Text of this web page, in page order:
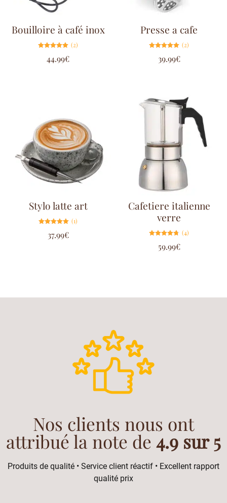
Bouilloire à café inox
5.00
sur 5
(2)
44.99€
Presse a cafe
5.00
sur 5
(2)
39.99€
Stylo latte art
5.00
sur 5
(1)
37.99€
Cafetiere italienne
verre
4.75
sur 5
(4)
59.99€
Nos clients nous ont
attribué la note de 4.9 sur 5
Produits de qualité • Service client réactif • Excellent rapport
qualité prix